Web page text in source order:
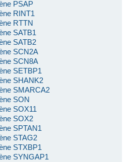
PSAP
RINT1
RTTN
SATB1
SATB2
SCN2A
SCN8A
SETBP1
SHANK2
SMARCA2
SON
SOX11
SOX2
SPTAN1
STAG2
STXBP1
SYNGAP1